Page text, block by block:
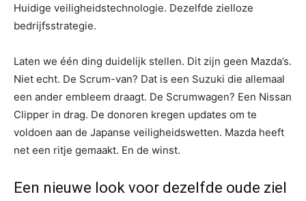
Huidige veiligheidstechnologie. Dezelfde zielloze
bedrijfsstrategie.
Laten we één ding duidelijk stellen. Dit zijn geen Mazda’s.
Niet echt. De Scrum-van? Dat is een Suzuki die allemaal
een ander embleem draagt. De Scrumwagen? Een Nissan
Clipper in drag. De donoren kregen updates om te
voldoen aan de Japanse veiligheidswetten. Mazda heeft
net een ritje gemaakt. En de winst.
Een nieuwe look voor dezelfde oude ziel